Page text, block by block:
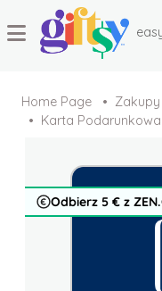
Home Page
Zakupy
Karta Podarunkowa
Odbierz 5 € z